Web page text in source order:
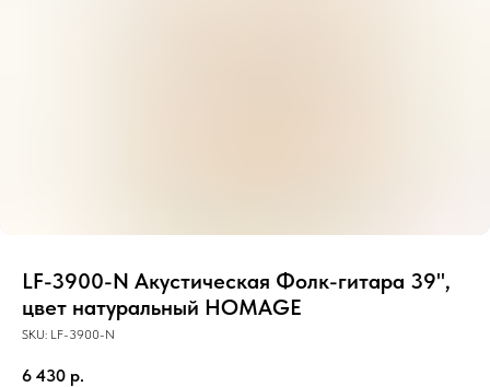
LF-3900-N Акустическая Фолк-гитара 39",
цвет натуральный HOMAGE
SKU: LF-3900-N
6 430 р.